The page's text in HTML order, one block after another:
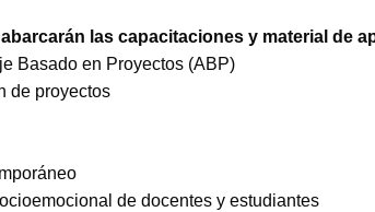
las capacitaciones y material de
Basado en Proyectos (ABP)
de proyectos
de docentes y estudiantes